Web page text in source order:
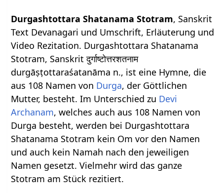
Durgashtottara Shatanama Stotram, Sanskrit
Text Devanagari und Umschrift, Erläuterung und
Video Rezitation. Durgashtottara Shatanama
Stotram, Sanskrit दुर्गाष्टोत्तरशतनाम
durgāṣṭottaraśatanāma n., ist eine Hymne, die
aus 108 Namen von Durga, der Göttlichen
Mutter, besteht. Im Unterschied zu Devi
Archanam, welches auch aus 108 Namen von
Durga besteht, werden bei Durgashtottara
Shatanama Stotram kein Om vor den Namen
und auch kein Namah nach den jeweiligen
Namen gesetzt. Vielmehr wird das ganze
Stotram am Stück rezitiert.